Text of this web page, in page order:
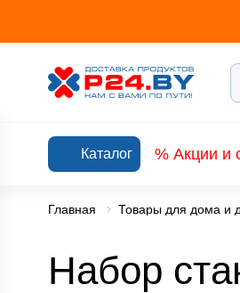
Каталог % Акции и
Главная Товары для дома и
Набор